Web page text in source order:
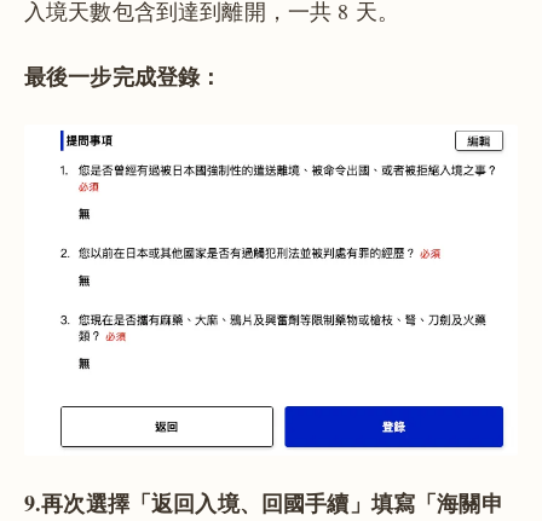
入境天數包含到達到離開，一共 8 天。
最後一步完成登錄：
9.再次選擇「返回入境、回國手續」填寫「海關申